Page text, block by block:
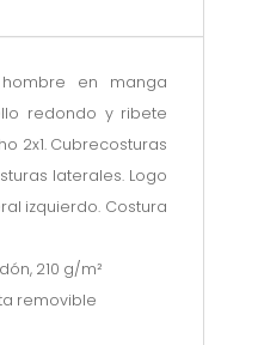
en manga
redondo y ribete
2x1. Cubrecosturas
laterales. Logo
izquierdo. Costura
210 g/m²
removible